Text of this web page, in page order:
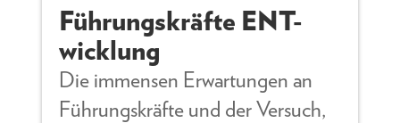
Führungskräfte ENT-
wicklung
Die immensen Erwartungen an
Führungskräfte und der Versuch,